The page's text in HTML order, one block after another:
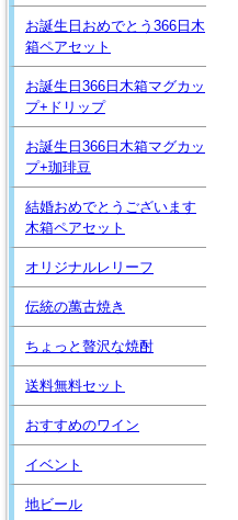
お誕生日おめでとう366日木
箱ペアセット
お誕生日366日木箱マグカッ
プ+ドリップ
お誕生日366日木箱マグカッ
プ+珈琲豆
結婚おめでとうございます
木箱ペアセット
オリジナルレリーフ
伝統の萬古焼き
ちょっと贅沢な焼酎
送料無料セット
おすすめのワイン
イベント
地ビール